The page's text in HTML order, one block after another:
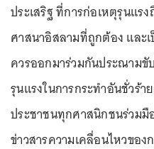
ประเสริฐ ที่การก่อเหตุรุนแ
ศาสนาอิสลามที่ถูกต้อง และ
ควรออกมาร่วมกันประณาม
รุนแรงในการกระทำอันชั่วร้
ประชาชนทุกศาสนิกชนร่วมมื
ข่าวสารความเคลื่อนไหวขอ